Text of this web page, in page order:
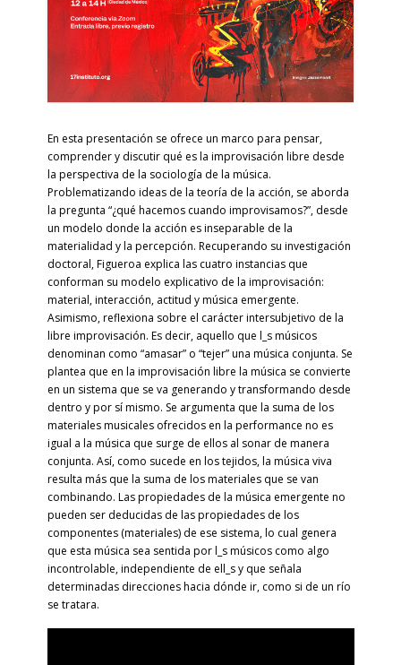
En esta presentación se ofrece un marco para pensar,
comprender y discutir qué es la improvisación libre desde
la perspectiva de la sociología de la música.
Problematizando ideas de la teoría de la acción, se aborda
la pregunta “¿qué hacemos cuando improvisamos?”, desde
un modelo donde la acción es inseparable de la
materialidad y la percepción. Recuperando su investigación
doctoral, Figueroa explica las cuatro instancias que
conforman su modelo explicativo de la improvisación:
material, interacción, actitud y música emergente.
Asimismo, reflexiona sobre el carácter intersubjetivo de la
libre improvisación. Es decir, aquello que l_s músicos
denominan como “amasar” o “tejer” una música conjunta. Se
plantea que en la improvisación libre la música se convierte
en un sistema que se va generando y transformando desde
dentro y por sí mismo. Se argumenta que la suma de los
materiales musicales ofrecidos en la performance no es
igual a la música que surge de ellos al sonar de manera
conjunta. Así, como sucede en los tejidos, la música viva
resulta más que la suma de los materiales que se van
combinando. Las propiedades de la música emergente no
pueden ser deducidas de las propiedades de los
componentes (materiales) de ese sistema, lo cual genera
que esta música sea sentida por l_s músicos como algo
incontrolable, independiente de ell_s y que señala
determinadas direcciones hacia dónde ir, como si de un río
se tratara.